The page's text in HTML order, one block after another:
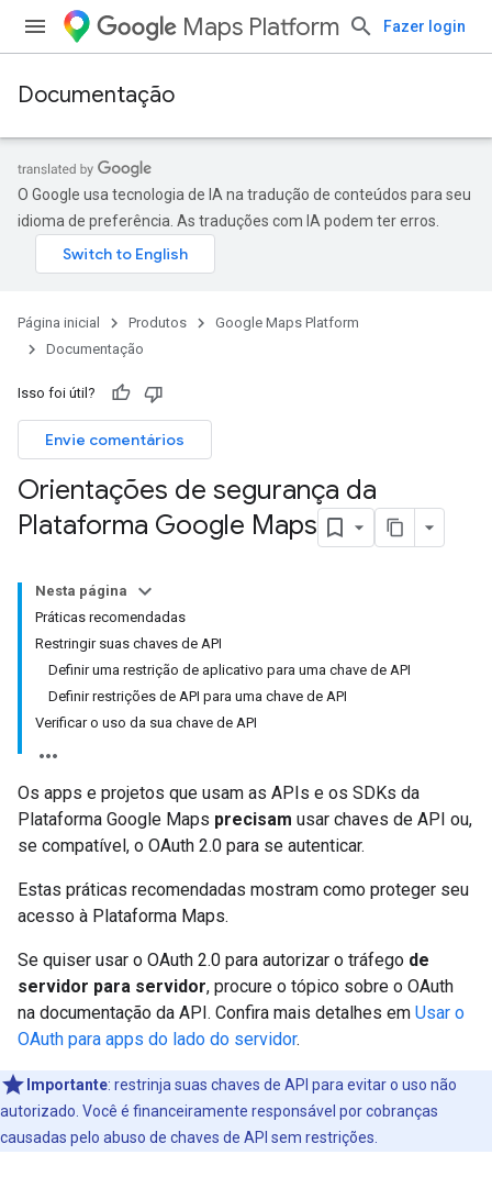
Maps Platform Fazer login
Documentação
O Google usa tecnologia de IA na tradução de conteúdos para seu
idioma de preferência. As traduções com IA podem ter erros.
Página inicial Produtos
Google Maps Platform
Documentação
Isso foi útil?
Envie comentários
Orientações de segurança da
Plataforma Google Maps
Nesta página
Práticas recomendadas
Restringir suas chaves de API
Definir uma restrição de aplicativo para uma chave de API
Definir restrições de API para uma chave de API
Verificar o uso da sua chave de API
Os apps e projetos que usam as APIs e os SDKs da
Plataforma Google Maps precisam usar chaves de API ou,
se compatível, o OAuth 2.0 para se autenticar.
Estas práticas recomendadas mostram como proteger seu
acesso à Plataforma Maps.
Se quiser usar o OAuth 2.0 para autorizar o tráfego de
servidor para servidor, procure o tópico sobre o OAuth
na documentação da API. Confira mais detalhes em Usar o
OAuth para apps do lado do servidor.
Importante: restrinja suas chaves de API para evitar o uso não
autorizado. Você é financeiramente responsável por cobranças
causadas pelo abuso de chaves de API sem restrições.